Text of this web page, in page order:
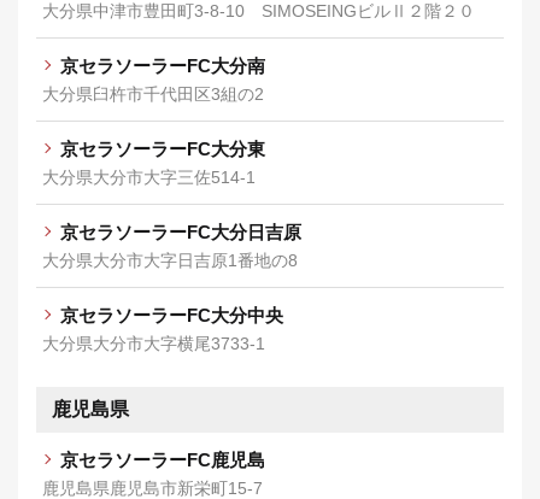
大分県中津市豊田町3-8-10 SIMOSEINGビルⅡ２階２０
京セラソーラーFC大分南
大分県臼杵市千代田区3組の2
京セラソーラーFC大分東
大分県大分市大字三佐514-1
京セラソーラーFC大分日吉原
大分県大分市大字日吉原1番地の8
京セラソーラーFC大分中央
大分県大分市大字横尾3733-1
鹿児島県
京セラソーラーFC鹿児島
鹿児島県鹿児島市新栄町15-7